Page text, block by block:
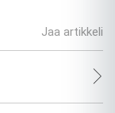
Jaa artikkeli